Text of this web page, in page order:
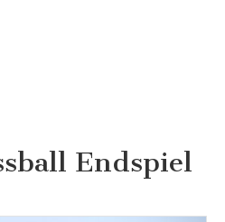
Endspiel